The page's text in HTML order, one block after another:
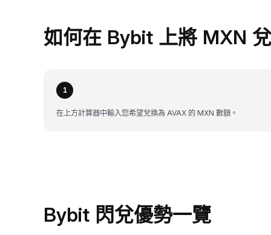
如何在 Bybit 上將 MXN
1
在上方計算器中輸入您希望兌換為 AVAX 的 MXN 數額。
Bybit 閃兌優勢一覽